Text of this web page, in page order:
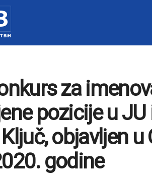
za
pozicije u
objavljen
godine